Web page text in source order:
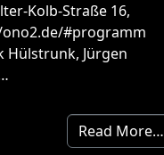
Kolb-Straße 16,
#programm
Hülstrunk, Jürgen
Read More…